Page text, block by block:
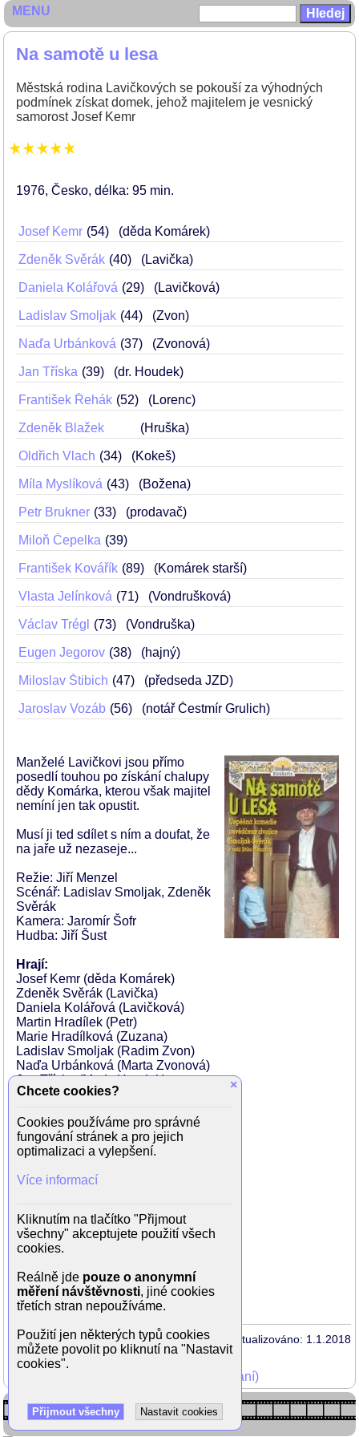
Na samotě u lesa
Městská rodina Lavičkových se pokouší za výhodných
podmínek získat domek, jehož majitelem je vesnický
samorost Josef Kemr
1976 Česko délka: 95 min
Josef Kemr 54 (děda Komárek)
Zdeněk Svěrák 40 (Lavička)
Daniela Kolářová 29 (Lavičková)
Ladislav Smoljak 44 (Zvon)
Naďa Urbánková 37 (Zvonová)
Jan Tříska 39 (dr. Houdek)
František Řehák 52 (Lorenc)
Zdeněk Blažek (Hruška)
Oldřich Vlach 34 (Kokeš)
Míla Myslíková 43 (Božena)
Petr Brukner 33 (prodavač)
Miloň Čepelka 39
František Kovářík 89 (Komárek starší)
Vlasta Jelínková 71 (Vondrušková)
Václav Trégl 73 (Vondruška)
Eugen Jegorov 38 (hajný)
Miloslav Štibich 47 (předseda JZD)
Jaroslav Vozáb 56 (notář Čestmír Grulich)
Manželé Lavičkovi jsou přímo
posedlí touhou po získání chalupy
dědy Komárka, kterou však majitel
nemíní jen tak opustit.
Musí ji ted sdílet s ním a doufat, že
na jaře už nezaseje...
Režie: Jiří Menzel
Scénář: Ladislav Smoljak, Zdeněk
Svěrák
Kamera: Jaromír Šofr
Hudba: Jiří Šust
Hrají:
Josef Kemr (děda Komárek)
Zdeněk Svěrák (Lavička)
Daniela Kolářová (Lavičková)
Martin Hradílek (Petr)
Marie Hradílková (Zuzana)
Ladislav Smoljak (Radim Zvon)
Naďa Urbánková (Marta Zvonová)
Jan Tříska (Mudr. Houdek)
František Řehák (Lorenc)
Vlasta Jelínková (Vondrušková)
Zdeněk Blažek (Hruška)
Alois Liškutín (Kos)
František Kovářík (Komárek starší)
Petr Brukner (prodavač)
Miloslav Štibich (předseda JZD)
Jan Waldmann (vesničan Šustr)
Jaroslav Vozáb (notář Čestmír Grulich)
Jiřina Lukešová
Aktualizováno: 1.1.2018
Mohli jste vidět v TV (zobrazit starší vysílání)
MENU
×
Chcete cookies?
Cookies používáme pro správné
fungování stránek a pro jejich
optimalizaci a vylepšení.
Více informací
Kliknutím na tlačítko "Přijmout
všechny" akceptujete použití všech
cookies.
Reálně jde pouze o anonymní
měření návštěvnosti, jiné cookies
třetích stran nepoužíváme.
Použití jen některých typů cookies
můžete povolit po kliknutí na "Nastavit
cookies".
Přijmout všechny Nastavit cookies